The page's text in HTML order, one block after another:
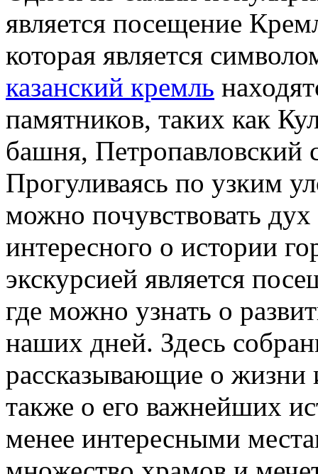
является посещение
которая является
казанский кремль
памятников, таких как
башня, Петропавловский
Прогуливаясь по узким
можно почувствовать
интересного о истории
экскурсией является
где можно узнать о
наших дней. Здесь
рассказывающие о жизни
также о его важнейших
менее интересными